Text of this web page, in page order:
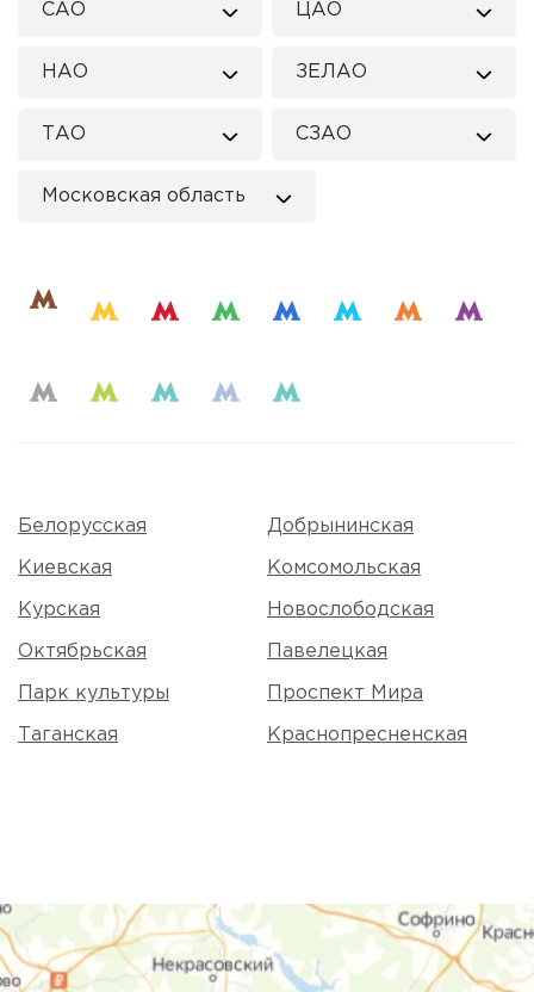
САО ЦАО
НАО ЗЕЛАО
ТАО СЗАО
Московская область
Белорусская Добрынинская
Киевская Комсомольская
Курская Новослободская
Октябрьская Павелецкая
Парк культуры Проспект Мира
Таганская Краснопресненская